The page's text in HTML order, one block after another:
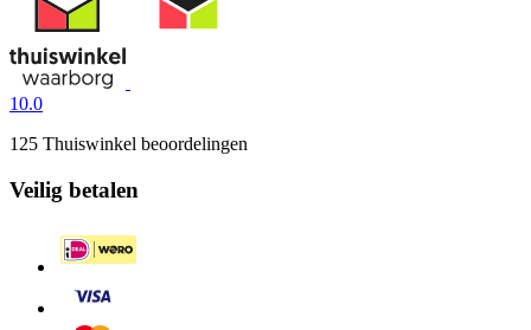
10.0
125 Thuiswinkel beoordelingen
Veilig betalen